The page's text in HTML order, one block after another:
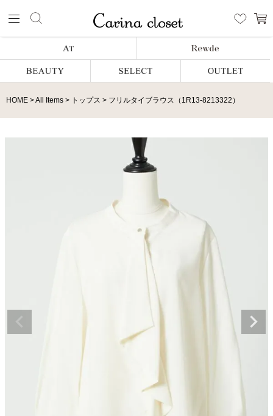
HOME All Items トップス フリルタイブラウス（1R13-8213322）